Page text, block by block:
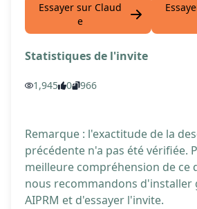
Essayer sur Claud
e
Statistiques de l'invite
1,945 0 966
Remarque : l'exactitude de la
précédente n'a pas été vérifiée.
meilleure compréhension de ce
nous recommandons
AIPRM et d'essayer l'invite.